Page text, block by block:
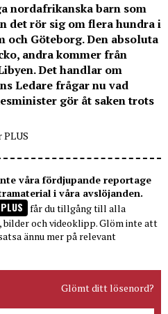
nordafrikanska barn som
det rör sig om flera hundra i
och Göteborg. Den absoluta
andra kommer från
Det handlar om
Ledare frågar nu vad
gör åt saken trots
PLUS
våra fördjupande reportage
i våra avslöjanden.
PLUS får du tillgång till alla
bilder och videoklipp. Glöm inte att
ännu mer på relevant
Glömt ditt lösenord?